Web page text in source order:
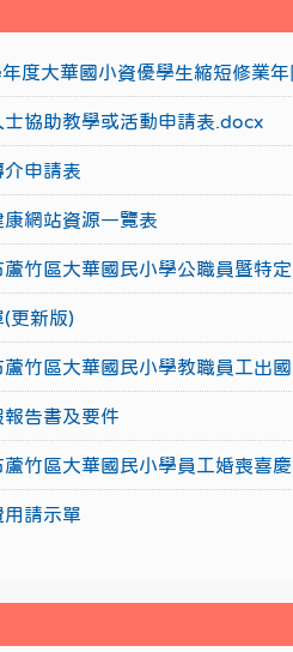
度大華國小資優學生縮短修業
士協助教學或活動申請表.docx
介申請表
康網站資源一覽表
蘆竹區大華國民小學公職員暨特
(更新版)
蘆竹區大華國民小學教職員工出
報告書及要件
蘆竹區大華國民小學員工婚喪喜
用請示單